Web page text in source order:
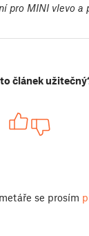
pro MINI vlevo a
článek
se prosím